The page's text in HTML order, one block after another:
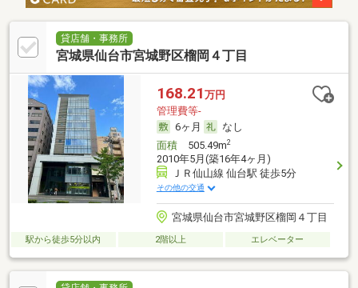
貸店舗・事務所
宮城県仙台市宮城野区榴岡４丁目
168.21 万円
管理費等-
6ヶ月
なし
面積505.49m2
2010年5月(築16年4ヶ月)
ＪＲ仙山線 仙台駅 徒歩5分
その他の交通
宮城県仙台市宮城野区榴岡４丁目
駅から徒歩5分以内 2階以上 エレベーター